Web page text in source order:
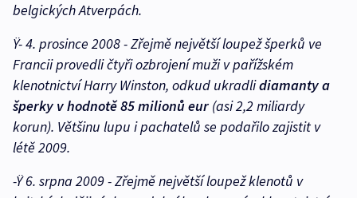
belgických Atverpách.
Ÿ- 4. prosince 2008 - Zřejmě největší loupež šperků ve
Francii provedli čtyři ozbrojení muži v pařížském
klenotnictví Harry Winston, odkud ukradlidiamanty a
šperky v hodnotě 85 milionů eur (asi 2,2 miliardy
korun). Většinu lupu i pachatelů se podařilo zajistit v
létě 2009.
-Ÿ 6. srpna 2009 - Zřejmě největší loupež klenotů v